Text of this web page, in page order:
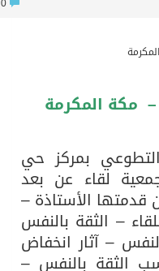
مفتى جمهورية مصر العربية الوعي الديني الصحيح يصوغ شخصيةً قياديةً متوازنةً تجمع بين العلم والأخلاق والعمل
المكرمة
بمركز حي
عن بعد
الأستاذة –
بالنفس
آثار انخفاض
بالنفس –